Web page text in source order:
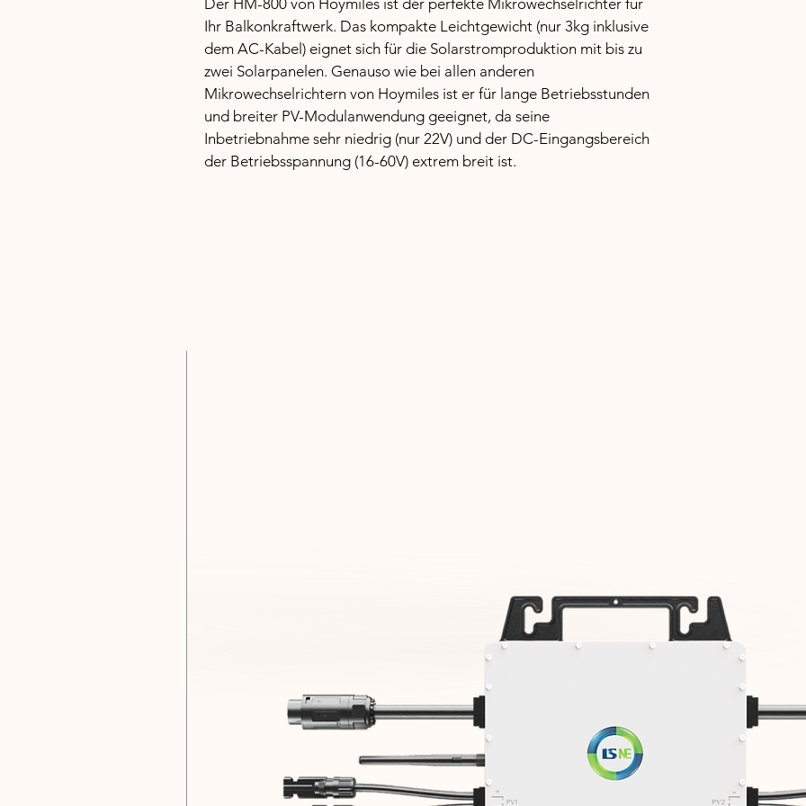
Der HM-800 von Hoymiles ist der perfekte Mikrowechselrichter für
Ihr Balkonkraftwerk. Das kompakte Leichtgewicht (nur 3kg inklusive
dem AC-Kabel) eignet sich für die Solarstromproduktion mit bis zu
zwei Solarpanelen. Genauso wie bei allen anderen
Mikrowechselrichtern von Hoymiles ist er für lange Betriebsstunden
und breiter PV-Modulanwendung geeignet, da seine
Inbetriebnahme sehr niedrig (nur 22V) und der DC-Eingangsbereich
der Betriebsspannung (16-60V) extrem breit ist.